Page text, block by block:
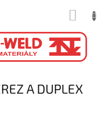
A DUPLEX